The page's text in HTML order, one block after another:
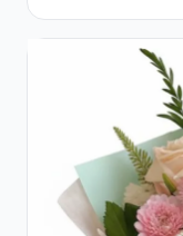
Gypsophila